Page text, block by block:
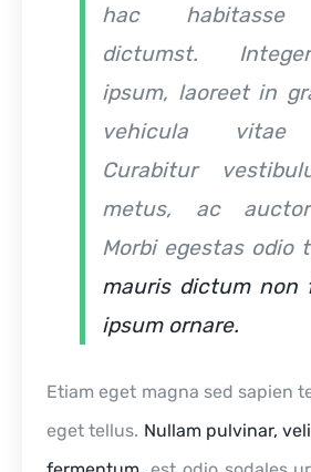
hac habitasse
dictumst.
ipsum, laoreet in
vehicula vitae
Curabitur
metus, ac
Morbi egestas odio
mauris dictum non
ipsum ornare.
Etiam eget magna sed sapien
eget tellus. Nullam pulvinar,